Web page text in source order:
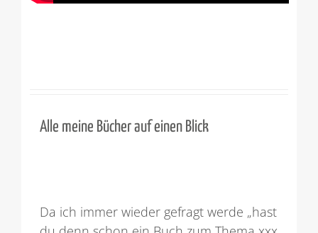
Alle meine Bücher auf einen Blick
Da ich immer wieder gefragt werde „hast